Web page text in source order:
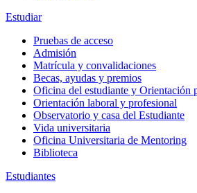
Estudiar
Pruebas de acceso
Admisión
Matrícula y convalidaciones
Becas, ayudas y premios
Oficina del estudiante y Orientación
Orientación laboral y profesional
Observatorio y casa del Estudiante
Vida universitaria
Oficina Universitaria de Mentoring
Biblioteca
Estudiantes